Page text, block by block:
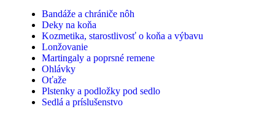
Bandáže a chrániče nôh
Deky na koňa
Kozmetika, starostlivosť o koňa a výbavu
Lonžovanie
Martingaly a poprsné remene
Ohlávky
Oťaže
Plstenky a podložky pod sedlo
Sedlá a príslušenstvo